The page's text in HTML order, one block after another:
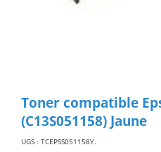
Toner compatible
(C13S051158) Jaune
UGS : TCEPSS051158Y.